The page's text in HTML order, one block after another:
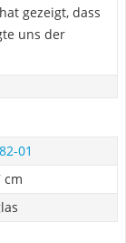
gezeigt, dass
uns der
01
cm